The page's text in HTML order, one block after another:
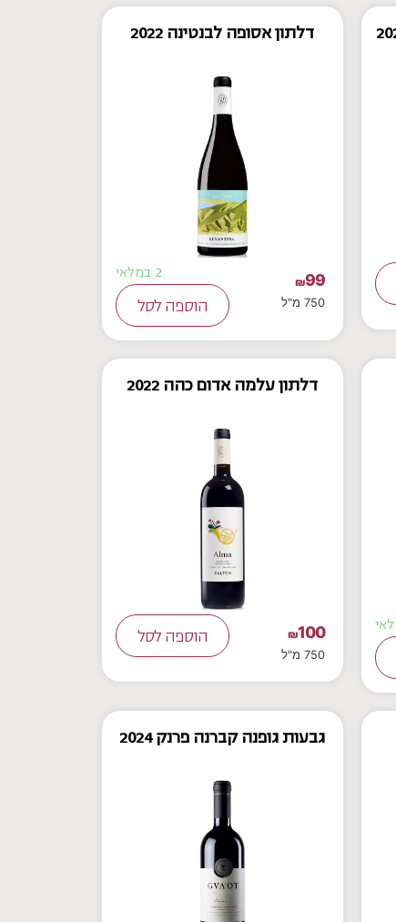
דלתון אסופה לבנטינה 2022
₪99
750 מ"ל
2 במלאי
הוספה לסל
דלתון עלמה אדום כהה 2022
₪100
750 מ"ל
הוספה לסל
גבעות גופנה קברנה פרנק 2024